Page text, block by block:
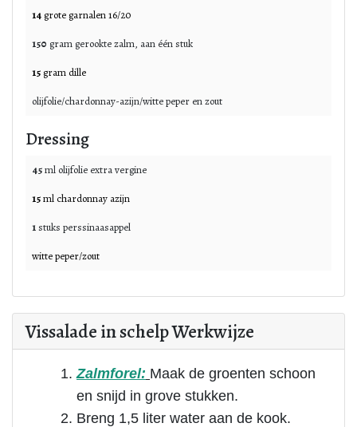
14grotegarnalen 16/20
150 gramgerookte zalm, aan één stuk
15gram dille
olijfolie/chardonnay-azijn/witte peper en zout
Dressing
45ml olijfolie extra vergine
15ml chardonnay azijn
1stuks perssinaasappel
witte peper/zout
Vissalade in schelp Werkwijze
Zalmforel: Maak de groenten schoon
en snijd in grove stukken.
Breng 1,5 liter water aan de kook.